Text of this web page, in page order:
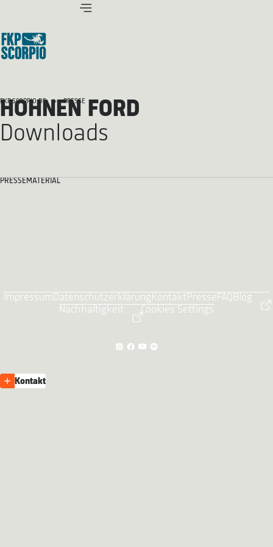
FKP SCORPIO.DE PRESSE
HOHNEN FORD
Downloads
PRESSEMATERIAL
ImpressumDatenschutzerklärungKontaktPresse FAQBlog
Nachhaltigkeit
Cookies Settings
Kontakt